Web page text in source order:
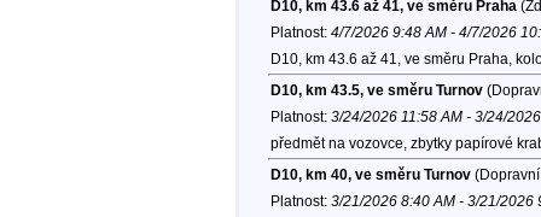
D10, km 43.6 až 41, ve směru Praha
Platnost: 4/7/2026 9:48 AM - 4/7/2026
D10, km 43.6 až 41, ve směru Praha,
D10, km 43.5, ve směru Turnov
Platnost: 3/24/2026 11:58 AM - 3/24/
předmět na vozovce, zbytky papírové
D10, km 40, ve směru Turnov(Dopravní
Platnost: 3/21/2026 8:40 AM - 3/21/2026